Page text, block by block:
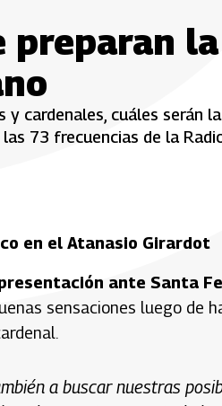
preparan
cardenales, cuáles serán
73 frecuencias de la
en el Atanasio Girardot
ante Santa
sensaciones luego de
a buscar nuestras